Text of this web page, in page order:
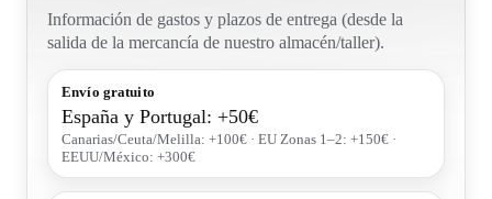
Información de gastos y plazos de entrega (desde la
salida de la mercancía de nuestro almacén/taller).
Envío gratuito
España y Portugal: +50€
Canarias/Ceuta/Melilla: +100€ · EU Zonas 1–2: +150€ ·
EEUU/México: +300€